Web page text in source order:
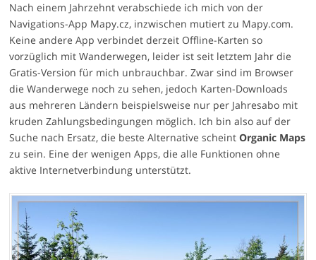
Nach einem Jahrzehnt verabschiede ich mich von der
Navigations-App Mapy.cz, inzwischen mutiert zu Mapy.com.
Keine andere App verbindet derzeit Offline-Karten so
vorzüglich mit Wanderwegen, leider ist seit letztem Jahr die
Gratis-Version für mich unbrauchbar. Zwar sind im Browser
die Wanderwege noch zu sehen, jedoch Karten-Downloads
aus mehreren Ländern beispielsweise nur per Jahresabo mit
kruden Zahlungsbedingungen möglich. Ich bin also auf der
Suche nach Ersatz, die beste Alternative scheint Organic Maps
zu sein. Eine der wenigen Apps, die alle Funktionen ohne
aktive Internetverbindung unterstützt.